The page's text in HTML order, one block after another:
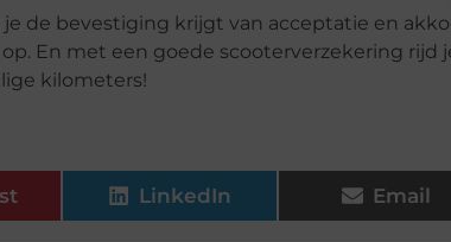
de bevestiging krijgt van acceptatie en
En met een goede scooterverzekering rijd
kilometers!
LinkedIn Email